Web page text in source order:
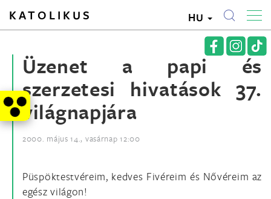
KATOLIKUS HU
Üzenet a papi és
szerzetesi hivatások 37.
világnapjára
2000. május 14., vasárnap 12:00
Püspöktestvéreim, kedves Fivéreim és Nővéreim az
egész világon!